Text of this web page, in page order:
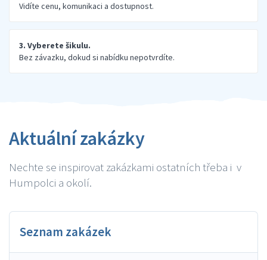
Vidíte cenu, komunikaci a dostupnost.
3. Vyberete šikulu.
Bez závazku, dokud si nabídku nepotvrdíte.
Aktuální zakázky
Nechte se inspirovat zakázkami ostatních třeba i v
Humpolci a okolí.
Seznam zakázek